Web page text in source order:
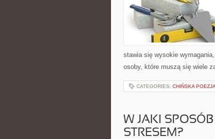
stawia się wysokie
osoby, które muszą się wiele
CATEGORIES: CHIŃSKA
W JAKI
STRESEM?